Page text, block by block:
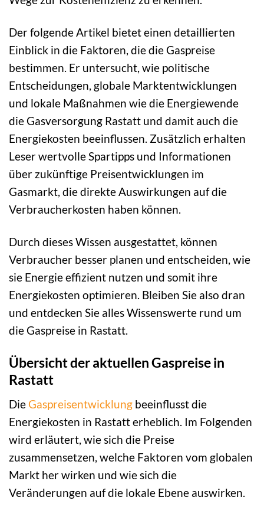
Der folgende Artikel bietet einen detaillierten
Einblick in die Faktoren, die die Gaspreise
bestimmen. Er untersucht, wie politische
Entscheidungen, globale Marktentwicklungen
und lokale Maßnahmen wie die Energiewende
die Gasversorgung Rastatt und damit auch die
Energiekosten beeinflussen. Zusätzlich erhalten
Leser wertvolle Spartipps und Informationen
über zukünftige Preisentwicklungen im
Gasmarkt, die direkte Auswirkungen auf die
Verbraucherkosten haben können.
Durch dieses Wissen ausgestattet, können
Verbraucher besser planen und entscheiden, wie
sie Energie effizient nutzen und somit ihre
Energiekosten optimieren. Bleiben Sie also dran
und entdecken Sie alles Wissenswerte rund um
die Gaspreise in Rastatt.
Übersicht der aktuellen Gaspreise in
Rastatt
Die Gaspreisentwicklung beeinflusst die
Energiekosten in Rastatt erheblich. Im Folgenden
wird erläutert, wie sich die Preise
zusammensetzen, welche Faktoren vom globalen
Markt her wirken und wie sich die
Veränderungen auf die lokale Ebene auswirken.